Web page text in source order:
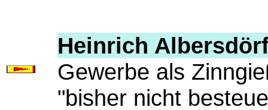
Heinrich
Gewerbe als
"bisher nicht